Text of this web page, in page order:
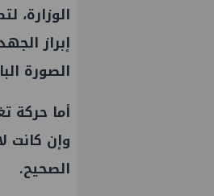
الوزارة،
إبراز
الصورة
أما حركة
وإن كانت
الصحيح.